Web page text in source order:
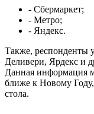
- Сбермаркет;
- Метро;
- Яндекс.
Также, респонденты
Деливери, Ярдекс и
Данная информация
ближе к Новому Году,
стола.